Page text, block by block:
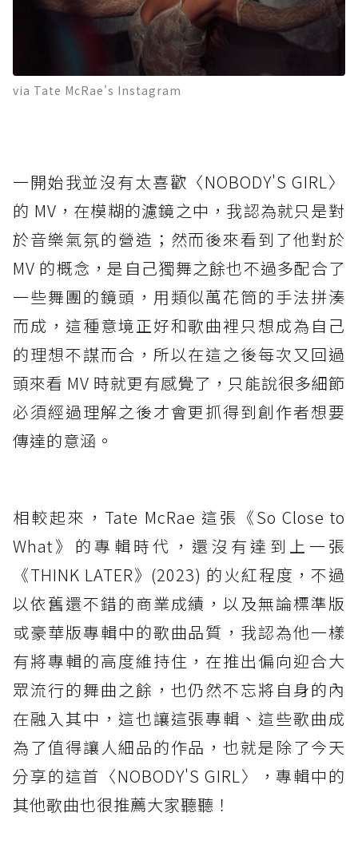
via Tate McRae's Instagram
一開始我並沒有太喜歡〈NOBODY'S GIRL〉
的 MV，在模糊的濾鏡之中，我認為就只是對
於音樂氣氛的營造；然而後來看到了他對於
MV 的概念，是自己獨舞之餘也不過多配合了
一些舞團的鏡頭，用類似萬花筒的手法拼湊
而成，這種意境正好和歌曲裡只想成為自己
的理想不謀而合，所以在這之後每次又回過
頭來看 MV 時就更有感覺了，只能說很多細節
必須經過理解之後才會更抓得到創作者想要
傳達的意涵。
相較起來，Tate McRae 這張《So Close to
What》的專輯時代，還沒有達到上一張
《THINK LATER》(2023) 的火紅程度，不過
以依舊還不錯的商業成績，以及無論標準版
或豪華版專輯中的歌曲品質，我認為他一樣
有將專輯的高度維持住，在推出偏向迎合大
眾流行的舞曲之餘，也仍然不忘將自身的內
在融入其中，這也讓這張專輯、這些歌曲成
為了值得讓人細品的作品，也就是除了今天
分享的這首〈NOBODY'S GIRL〉，專輯中的
其他歌曲也很推薦大家聽聽！